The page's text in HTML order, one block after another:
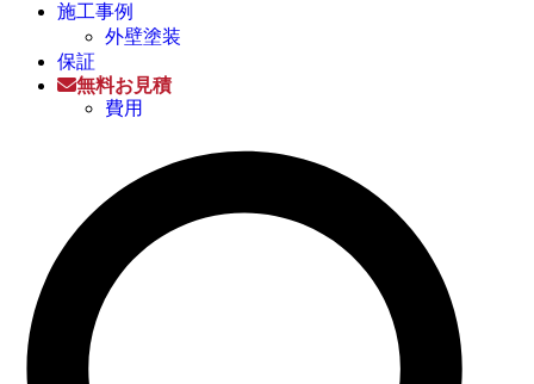
施工事例
外壁塗装
保証
無料お見積
費用